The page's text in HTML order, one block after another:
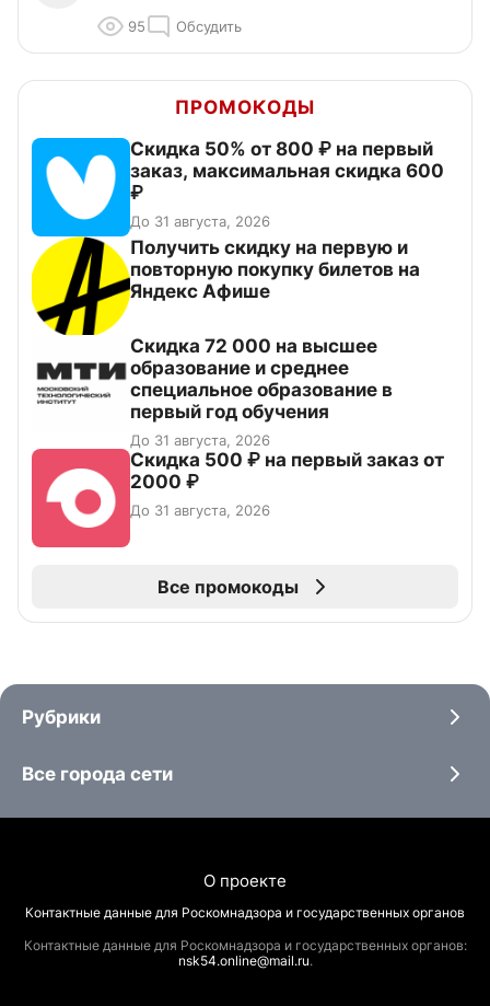
95 Обсудить
ПРОМОКОДЫ
Скидка 50% от 800 ₽ на первый
заказ, максимальная скидка 600
₽
До 31 августа, 2026
Получить скидку на первую и
повторную покупку билетов на
Яндекс Афише
Скидка 72 000 на высшее
образование и среднее
специальное образование в
первый год обучения
До 31 августа, 2026
Скидка 500 ₽ на первый заказ от
2000 ₽
До 31 августа, 2026
Все промокоды
Рубрики
Все города сети
О проекте
Контактные данные для Роскомнадзора и государственных органов
Контактные данные для Роскомнадзора и государственных органов:
nsk54.online@mail.ru.